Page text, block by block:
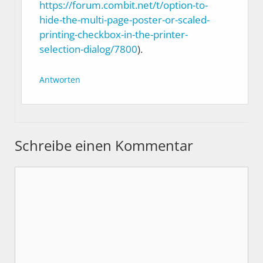
https://forum.combit.net/t/option-to-
hide-the-multi-page-poster-or-scaled-
printing-checkbox-in-the-printer-
selection-dialog/7800).
Antworten
Schreibe einen Kommentar